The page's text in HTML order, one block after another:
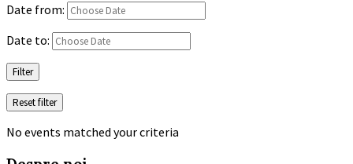
Date from:
Date to:
Filter
Reset filter
No events matched your criteria